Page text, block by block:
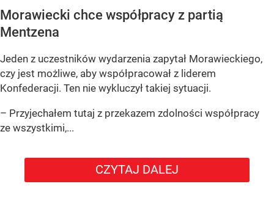
Morawiecki chce współpracy z partią
Mentzena
Jeden z uczestników wydarzenia zapytał Morawieckiego,
czy jest możliwe, aby współpracował z liderem
Konfederacji. Ten nie wykluczył takiej sytuacji.
– Przyjechałem tutaj z przekazem zdolności współpracy
ze wszystkimi,...
CZYTAJ DALEJ